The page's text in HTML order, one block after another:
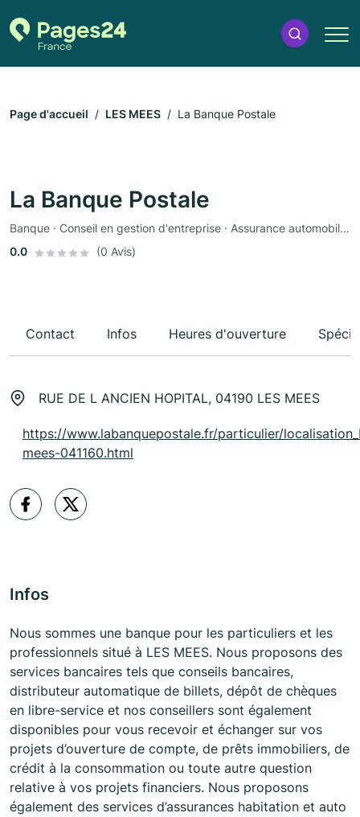
Page d'accueil LES MEES La Banque Postale
La Banque Postale
Banque · Conseil en gestion d'entreprise · Assurance automobile · Assurance
0.0
(0 Avis)
Contact Infos Heures d'ouverture
RUE DE L ANCIEN HOPITAL, 04190 LES MEES
https://www.labanquepostale.fr/particulier/
mees-041160.html
Infos
Nous sommes une banque pour les particuliers et les
professionnels situé à LES MEES. Nous proposons des
services bancaires tels que conseils bancaires,
distributeur automatique de billets, dépôt de chèques
en libre-service et nos conseillers sont également
disponibles pour vous recevoir et échanger sur vos
projets d’ouverture de compte, de prêts immobiliers, de
crédit à la consommation ou toute autre question
relative à vos projets financiers. Nous proposons
également des services d’assurances habitation et auto